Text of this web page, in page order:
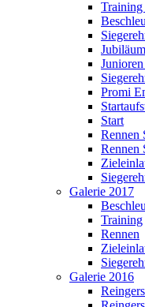
Promi
Start
Rennen
Rennen
Galerie 2017
Training
Rennen
Galerie 2016